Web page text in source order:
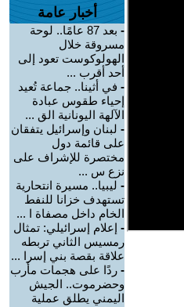
أخبار عامة
-
بعد 87 عامًا.. لوحة
مسروقة خلال
الهولوكوست تعود إلى
أحد أقرب ...
- في أثينا.. جماعة تُعيد
إحياء طقوس عبادة
الآلهة اليونانية الق ...
- لبنان وإسرائيل يتفقان
على قائمة دول
مختصرة للإشراف على
نزع س ...
- ليبيا.. مسيرة انتحارية
تستهدف خزانا للنفط
الخام داخل مصفاة ا ...
- إعلام إسرائيلي: تمثال
رمسيس الثاني تربطه
علاقة بقصة بني إسرا ...
- ردًا على هجمات مأرب
وحضرموت.. الجيش
اليمني يطلق عملية